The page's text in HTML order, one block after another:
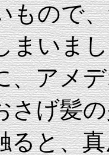
もので
まいま
アメデ
さげ髪
ると、